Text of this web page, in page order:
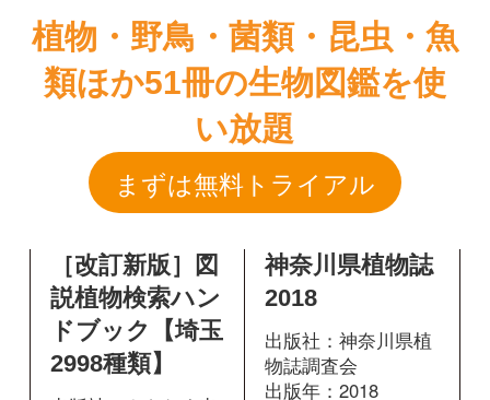
［改訂新版］図
説植物検索ハン
2998種類】
出版社：さきたま出
神奈川県植物誌
2018
出版社：神奈川県植
物誌調査会
出版年：2018
掲載ページ： 873ペ